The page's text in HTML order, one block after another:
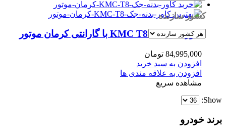
کشور سازنده
کاور بدنه جک KMC T8 با گارانتی کرمان موتور
84,995,000 تومان
افزودن به سبد خرید
افزودن به علاقه مندی ها
مشاهده سریع
Show:
برند خودرو